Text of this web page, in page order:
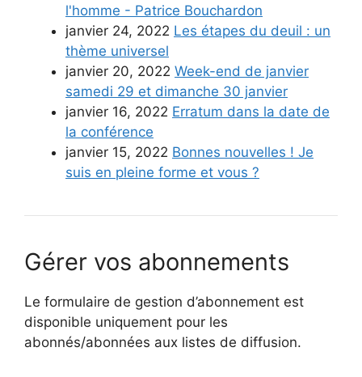
l'homme - Patrice Bouchardon
janvier 24, 2022 Les étapes du deuil : un
thème universel
janvier 20, 2022 Week-end de janvier
samedi 29 et dimanche 30 janvier
janvier 16, 2022 Erratum dans la date de
la conférence
janvier 15, 2022 Bonnes nouvelles ! Je
suis en pleine forme et vous ?
Gérer vos abonnements
Le formulaire de gestion d’abonnement est
disponible uniquement pour les
abonnés/abonnées aux listes de diffusion.